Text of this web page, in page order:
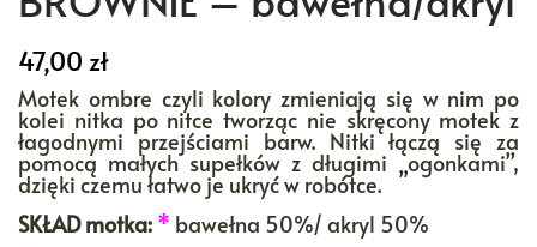
47,00 zł
Motek ombre czyli kolory zmieniają się w nim po
kolei nitka po nitce tworząc nie skręcony motek z
łagodnymi przejściami barw. Nitki łączą się za
pomocą małych supełków z długimi „ogonkami”,
dzięki czemu łatwo je ukryć w robótce.
SKŁAD motka: * bawełna 50%/ akryl 50%